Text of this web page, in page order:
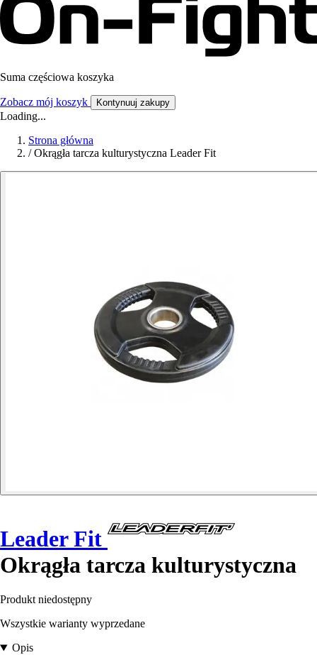
Suma częściowa koszyka
Zobacz mój koszyk Kontynuuj zakupy
Loading...
Strona główna
/ Okrągła tarcza kulturystyczna Leader Fit
Leader Fit
Okrągła tarcza kulturystyczna
Produkt niedostępny
Wszystkie warianty wyprzedane
Opis